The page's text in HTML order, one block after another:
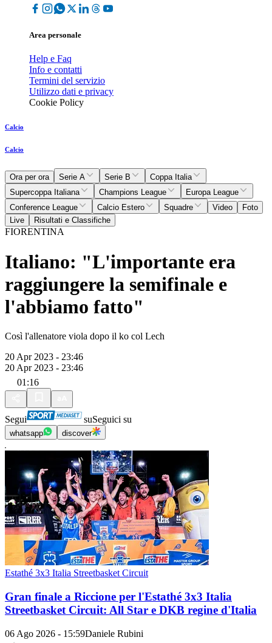
Area personale
Help e Faq
Info e contatti
Termini del servizio
Utilizzo dati e privacy
Cookie Policy
Calcio
Calcio
Ora per ora Serie A Serie B
Coppa Italia
Supercoppa Italiana
Champions League
Europa League
Conference League
Calcio Estero Squadre Video
Foto
Live
Risultati e Classifiche
FIORENTINA
Italiano: "L'importante era
raggiungere la semifinale e
l'abbiamo fatto"
Così l'allenatore viola dopo il ko col Lech
20 Apr 2023 - 23:46
20 Apr 2023 - 23:46
01:16
Segui suSeguici su
whatsapp discover
Estathé 3x3 Italia Streetbasket Circuit
Gran finale a Riccione per l'Estathé 3x3 Italia
Streetbasket Circuit: All Star e DKB regine d'Italia
06 Ago 2026 - 15:59Daniele Rubini